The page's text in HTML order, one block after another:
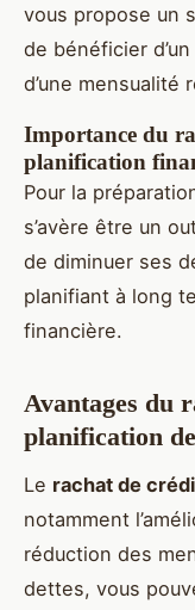
vous propose un
de bénéficier
d’une mensualité
Importance du
planification
Pour la
s’avère être un
de diminuer ses
planifiant à long
financière.
Avantages du
planification
Le rachat de
notamment
réduction des
dettes, vous